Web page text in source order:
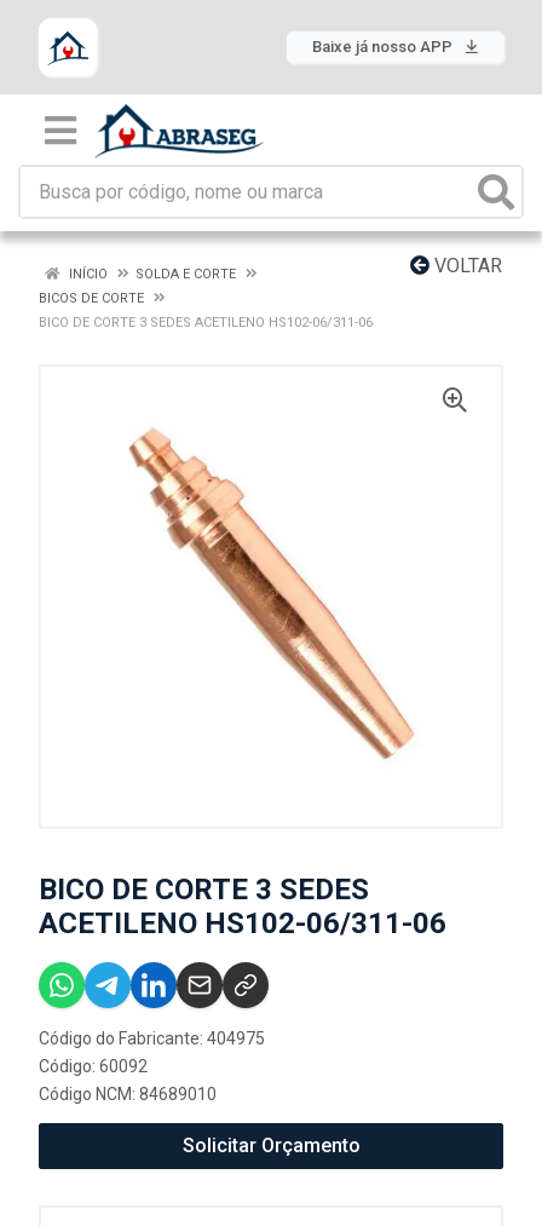
Baixe já nosso APP
VOLTAR
INÍCIO
SOLDA E CORTE
BICOS DE CORTE
BICO DE CORTE 3 SEDES ACETILENO HS102-06/311-06
BICO DE CORTE 3 SEDES
ACETILENO HS102-06/311-06
Código do Fabricante: 404975
Código: 60092
Código NCM: 84689010
Solicitar Orçamento